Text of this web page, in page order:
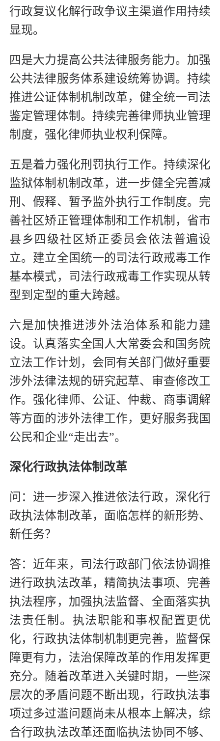
行政复议化解行政争议主渠道作用持续
显现。
四是大力提高公共法律服务能力。加强
公共法律服务体系建设统筹协调。持续
推进公证体制机制改革，健全统一司法
鉴定管理体制。持续完善律师执业管理
制度，强化律师执业权利保障。
五是着力强化刑罚执行工作。持续深化
监狱体制机制改革，进一步健全完善减
刑、假释、暂予监外执行工作制度。完
善社区矫正管理体制和工作机制，省市
县乡四级社区矫正委员会依法普遍设
立。建立全国统一的司法行政戒毒工作
基本模式，司法行政戒毒工作实现从转
型到定型的重大跨越。
六是加快推进涉外法治体系和能力建
设。认真落实全国人大常委会和国务院
立法工作计划，会同有关部门做好重要
涉外法律法规的研究起草、审查修改工
作。强化律师、公证、仲裁、商事调解
等方面的涉外法律工作，更好服务我国
公民和企业“走出去”。
深化行政执法体制改革
问：进一步深入推进依法行政，深化行
政执法体制改革，面临怎样的新形势、
新任务？
答：近年来，司法行政部门依法协调推
进行政执法改革，精简执法事项、完善
执法程序，加强执法监督、全面落实执
法责任制。执法职能和事权配置更优
化，行政执法体制机制更完善，监督保
障更有力，法治保障改革的作用发挥更
充分。随着改革进入关键时期，一些深
层次的矛盾问题不断出现，行政执法事
项过多过滥问题尚未从根本上解决，综
合行政执法改革还面临执法协同不够、